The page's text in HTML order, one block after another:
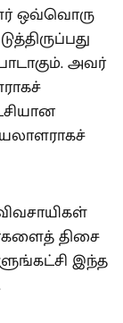
ஒவ்வொரு
அவர்
திசை
இந்த